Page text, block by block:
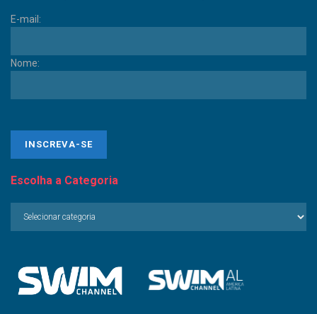
E-mail:
Nome:
Escolha a Categoria